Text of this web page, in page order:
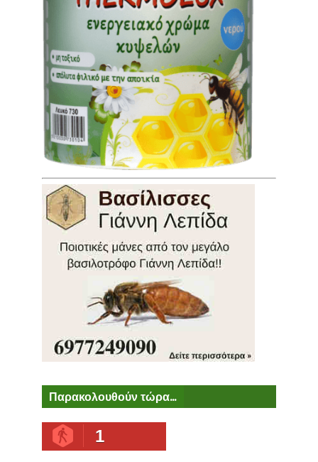
Παρακολουθούν τώρα...
1